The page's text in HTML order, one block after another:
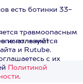
есть ботинки 33-
травмоопасным
>
используются
и Rutube.
с их
Политикой
.